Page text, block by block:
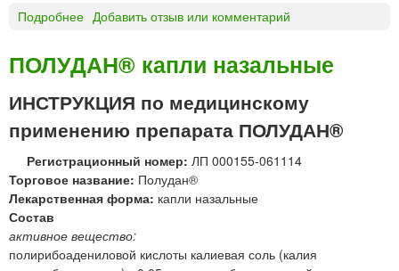
и
я
р
а
с
в
о
р
д
л
т
д
л
п
р
и
г
т
о
Подробнее
Л
Д
А
®
л
и
ф
и
Добавить отзыв или комментарий
ПОЛУДАН® капли назальные
ИНСТРУКЦИЯ по медицинскому
применению препарата ПОЛУДАН®
Регистрационный номер: ЛП 000155-061114
Торговое название: Полудан®
Лекарственная форма: капли назальные
Состав
активное вещество:
полирибоадениловой кислоты калиевая соль (калия